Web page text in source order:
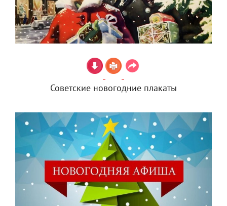
Советские новогодние плакаты